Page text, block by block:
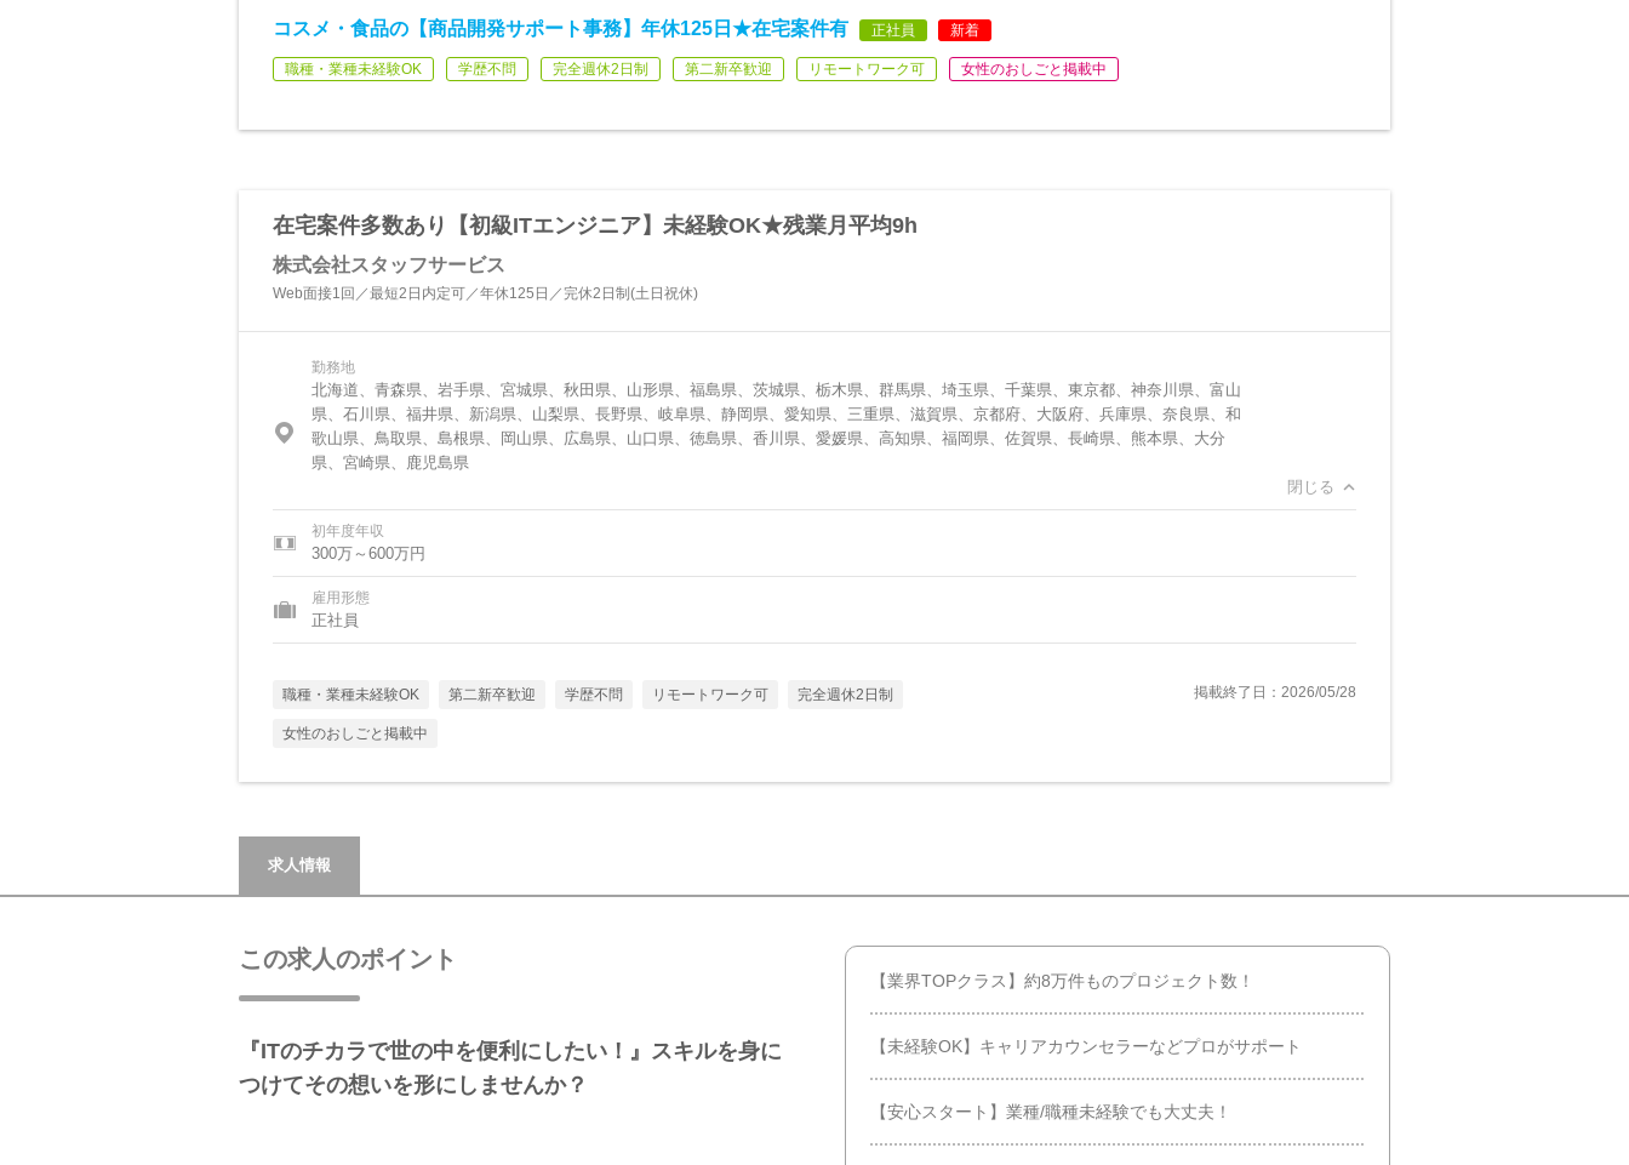
コスメ・食品の【商品開発サポート事務】年休125日★在宅案件有 正社員 新着
職種・業種未経験OK 学歴不問 完全週休2日制 第二新卒歓迎 リモートワーク可 女性のおしごと掲載中
在宅案件多数あり【初級ITエンジニア】未経験OK★残業月平均9h
株式会社スタッフサービス
Web面接1回／最短2日内定可／年休125日／完休2日制(土日祝休)
勤務地
北海道、青森県、岩手県、宮城県、秋田県、山形県、福島県、茨城県、栃木県、群馬県、埼玉県、千葉県、東京都、神奈川県、富山
県、石川県、福井県、新潟県、山梨県、長野県、岐阜県、静岡県、愛知県、三重県、滋賀県、京都府、大阪府、兵庫県、奈良県、和
歌山県、鳥取県、島根県、岡山県、広島県、山口県、徳島県、香川県、愛媛県、高知県、福岡県、佐賀県、長崎県、熊本県、大分
県、宮崎県、鹿児島県
閉じる
初年度年収
300万～600万円
雇用形態
正社員
職種・業種未経験OK 第二新卒歓迎 学歴不問 リモートワーク可 完全週休2日制
女性のおしごと掲載中
掲載終了日：2026/05/28
求人情報
この求人のポイント
『ITのチカラで世の中を便利にしたい！』スキルを身に
つけてその想いを形にしませんか？
【業界TOPクラス】約8万件ものプロジェクト数！
【未経験OK】キャリアカウンセラーなどプロがサポート
【安心スタート】業種/職種未経験でも大丈夫！